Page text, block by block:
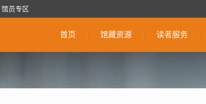
馆员专区
首页 馆藏资源 读者服务